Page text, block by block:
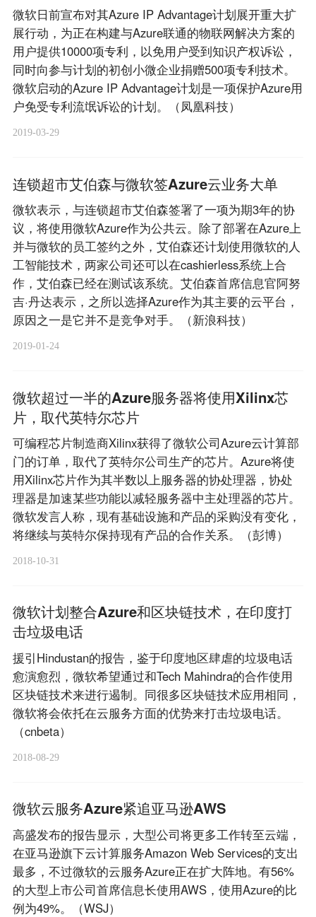
微软日前宣布对其Azure IP Advantage计划展开重大扩
展行动，为正在构建与Azure联通的物联网解决方案的
用户提供10000项专利，以免用户受到知识产权诉讼，
同时向参与计划的初创小微企业捐赠500项专利技术。
微软启动的Azure IP Advantage计划是一项保护Azure用
户免受专利流氓诉讼的计划。（凤凰科技）
2019-03-29
连锁超市艾伯森与微软签Azure云业务大单
微软表示，与连锁超市艾伯森签署了一项为期3年的协
议，将使用微软Azure作为公共云。除了部署在Azure上
并与微软的员工签约之外，艾伯森还计划使用微软的人
工智能技术，两家公司还可以在cashierless系统上合
作，艾伯森已经在测试该系统。艾伯森首席信息官阿努
吉·丹达表示，之所以选择Azure作为其主要的云平台，
原因之一是它并不是竞争对手。（新浪科技）
2019-01-24
微软超过一半的Azure服务器将使用Xilinx芯
片，取代英特尔芯片
可编程芯片制造商Xilinx获得了微软公司Azure云计算部
门的订单，取代了英特尔公司生产的芯片。Azure将使
用Xilinx芯片作为其半数以上服务器的协处理器，协处
理器是加速某些功能以减轻服务器中主处理器的芯片。
微软发言人称，现有基础设施和产品的采购没有变化，
将继续与英特尔保持现有产品的合作关系。（彭博）
2018-10-31
微软计划整合Azure和区块链技术，在印度打
击垃圾电话
援引Hindustan的报告，鉴于印度地区肆虐的垃圾电话
愈演愈烈，微软希望通过和Tech Mahindra的合作使用
区块链技术来进行遏制。同很多区块链技术应用相同，
微软将会依托在云服务方面的优势来打击垃圾电话。
（cnbeta）
2018-08-29
微软云服务Azure紧追亚马逊AWS
高盛发布的报告显示，大型公司将更多工作转至云端，
在亚马逊旗下云计算服务Amazon Web Services的支出
最多，不过微软的云服务Azure正在扩大阵地。有56%
的大型上市公司首席信息长使用AWS，使用Azure的比
例为49%。（WSJ）